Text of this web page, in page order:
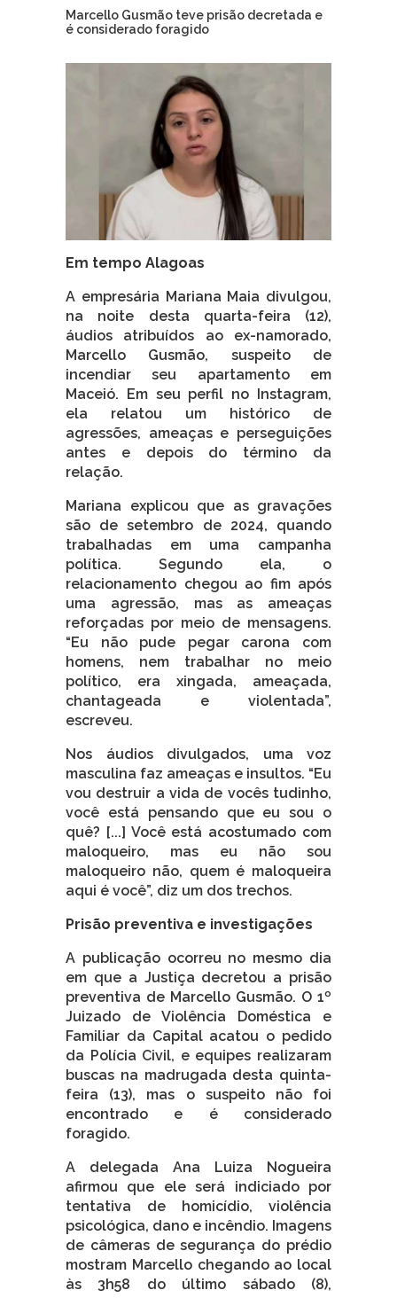
Marcello Gusmão teve prisão decretada e
é considerado foragido
Em tempo Alagoas
A empresária Mariana Maia divulgou,
na noite desta quarta-feira (12),
áudios atribuídos ao ex-namorado,
Marcello Gusmão, suspeito de
incendiar seu apartamento em
Maceió. Em seu perfil no Instagram,
ela relatou um histórico de
agressões, ameaças e perseguições
antes e depois do término da
relação.
Mariana explicou que as gravações
são de setembro de 2024, quando
trabalhadas em uma campanha
política. Segundo ela, o
relacionamento chegou ao fim após
uma agressão, mas as ameaças
reforçadas por meio de mensagens.
“Eu não pude pegar carona com
homens, nem trabalhar no meio
político, era xingada, ameaçada,
chantageada e violentada”,
escreveu.
Nos áudios divulgados, uma voz
masculina faz ameaças e insultos. “Eu
vou destruir a vida de vocês tudinho,
você está pensando que eu sou o
quê? [...] Você está acostumado com
maloqueiro, mas eu não sou
maloqueiro não, quem é maloqueira
aqui é você”, diz um dos trechos.
Prisão preventiva e investigações
A publicação ocorreu no mesmo dia
em que a Justiça decretou a prisão
preventiva de Marcello Gusmão. O 1º
Juizado de Violência Doméstica e
Familiar da Capital acatou o pedido
da Polícia Civil, e equipes realizaram
buscas na madrugada desta quinta-
feira (13), mas o suspeito não foi
encontrado e é considerado
foragido.
A delegada Ana Luiza Nogueira
afirmou que ele será indiciado por
tentativa de homicídio, violência
psicológica, dano e incêndio. Imagens
de câmeras de segurança do prédio
mostram Marcello chegando ao local
às 3h58 do último sábado (8),